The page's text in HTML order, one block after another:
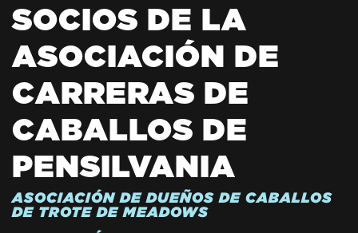
SOCIOS DE LA
ASOCIACIÓN DE
CARRERAS DE
CABALLOS DE
PENSILVANIA
ASOCIACIÓN DE DUEÑOS DE CABALLOS
DE TROTE DE MEADOWS